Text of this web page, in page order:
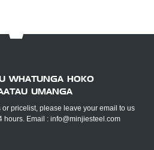
WHATUNGA HOKO
UMANGA
pricelist, please leave your email to us
Email : info@minjiesteel.com